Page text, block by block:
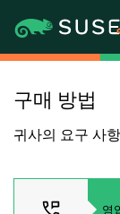
제품
구매 방법
귀사의 요구 사
영